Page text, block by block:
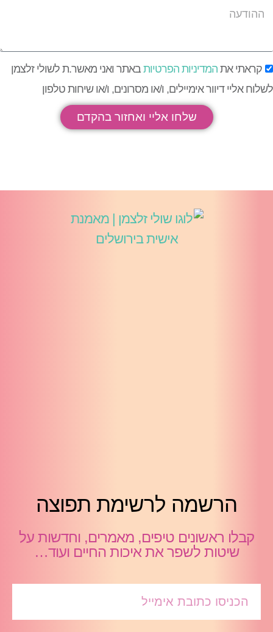
קראתי אתהמדיניות הפרטיותבאתר ואני מאשר.ת לשולי זלצמן
אליי דיוור אימיילים, ו/או מסרונים, ו/או שיחות טלפון
שלחו אליי ואחזור בהקדם
הרשמה לרשימת תפוצה
קבלו ראשונים טיפים, מאמרים, וחדשות על
שיטות לשפר את איכות החיים ועוד…